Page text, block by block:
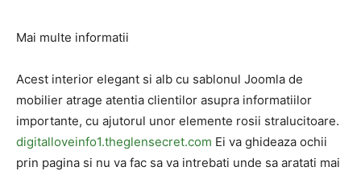
Mai multe informatii
Acest interior elegant si alb cu sablonul Joomla de
mobilier atrage atentia clientilor asupra informatiilor
importante, cu ajutorul unor elemente rosii stralucitoare.
digitalloveinfo1.theglensecret.com Ei va ghideaza ochii
prin pagina si nu va fac sa va intrebati unde sa aratati mai